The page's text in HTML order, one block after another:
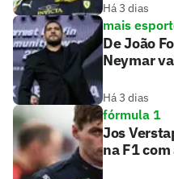
Há 3 dias
mais
De João
Neymar
Há 3 dias
fórmula 1
Jos
na F1